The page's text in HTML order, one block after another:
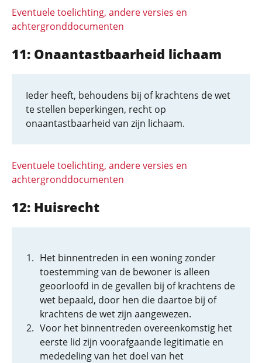
Eventuele toelichting, andere versies en
achtergronddocumenten
11: Onaantastbaar­heid lichaam
Ieder heeft, behoudens bij of krachtens de wet
te stellen beperkingen, recht op
onaantastbaarheid van zijn lichaam.
Eventuele toelichting, andere versies en
achtergronddocumenten
12: Huisrecht
Het binnentreden in een woning zonder
toestemming van de bewoner is alleen
geoorloofd in de gevallen bij of krachtens de
wet bepaald, door hen die daartoe bij of
krachtens de wet zijn aangewezen.
Voor het binnentreden overeenkomstig het
eerste lid zijn voorafgaande legitimatie en
mededeling van het doel van het